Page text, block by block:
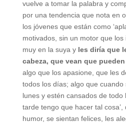
vuelve a tomar la palabra y
por una tendencia que nota en
los jóvenes que están como
motivados, sin un motor que los
muy en la suya y les diría que
cabeza, que vean que
algo que los apasione, que les
todos los días; algo que cuando
lunes y estén cansados de todo
tarde tengo que hacer tal
humor, se sientan felices, les